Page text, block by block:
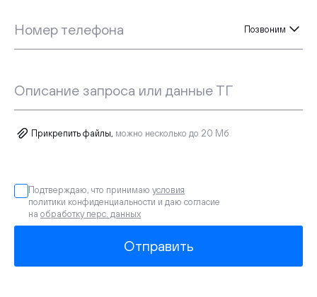
Номер телефона Позвоним
Описание запроса или данные ТГ
Прикрепить файлы, можно несколько до 20 Мб
Подтверждаю, что принимаю условия
политики конфиденциальности и даю согласие
на обработку перс. данных
Отправить